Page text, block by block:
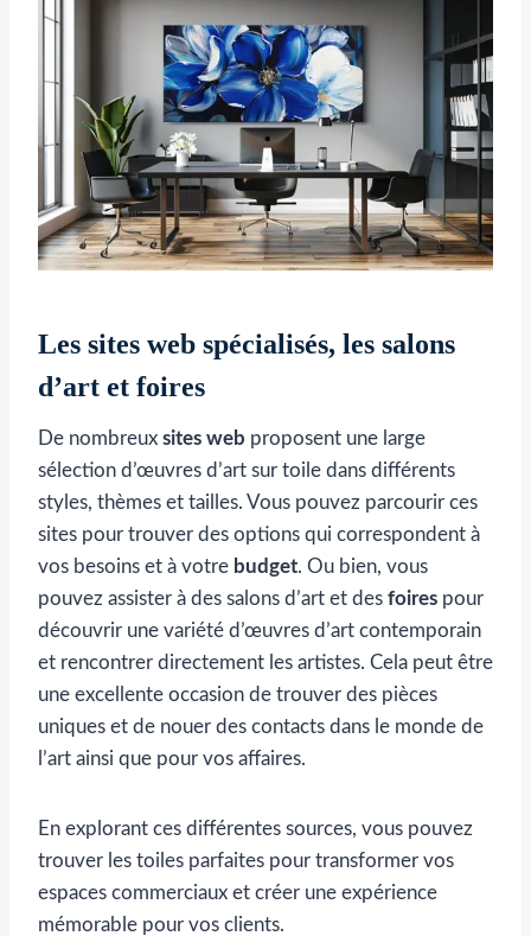
Les sites web spécialisés, les salons
d’art et foires
De nombreux sites web proposent une large
sélection d’œuvres d’art sur toile dans différents
styles, thèmes et tailles. Vous pouvez parcourir ces
sites pour trouver des options qui correspondent à
vos besoins et à votre budget. Ou bien, vous
pouvez assister à des salons d’art et des foires pour
découvrir une variété d’œuvres d’art contemporain
et rencontrer directement les artistes. Cela peut être
une excellente occasion de trouver des pièces
uniques et de nouer des contacts dans le monde de
l’art ainsi que pour vos affaires.
En explorant ces différentes sources, vous pouvez
trouver les toiles parfaites pour transformer vos
espaces commerciaux et créer une expérience
mémorable pour vos clients.